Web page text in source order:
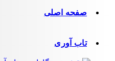
صفحه اصلی
تاب آوری